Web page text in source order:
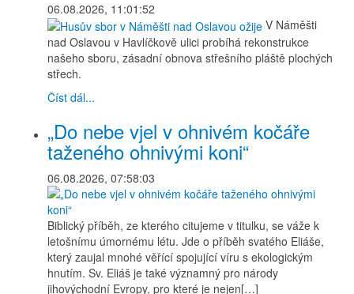
06.08.2026, 11:01:52
V Náměšti
nad Oslavou v Havlíčkově ulici probíhá rekonstrukce
našeho sboru, zásadní obnova střešního pláště plochých
střech.
Číst dál...
„Do nebe vjel v ohnivém kočáře
taženého ohnivými koni“
06.08.2026, 07:58:03
Biblický příběh, ze kterého citujeme v titulku, se váže k
letošnímu úmornému létu. Jde o příběh svatého Eliáše,
který zaujal mnohé věřící spojující víru s ekologickým
hnutím. Sv. Eliáš je také významný pro národy
jihovýchodní Evropy, pro které je nejen[…]